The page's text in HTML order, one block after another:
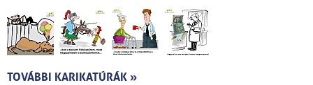
TOVÁBBI KARIKATÚRÁK »